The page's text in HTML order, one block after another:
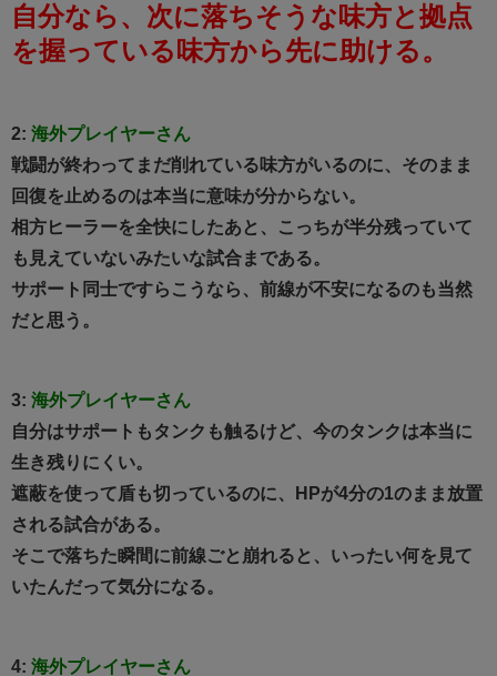
自分なら、次に落ちそうな味方と拠点
を握っている味方から先に助ける。
2: 海外プレイヤーさん
戦闘が終わってまだ削れている味方がいるのに、そのまま
回復を止めるのは本当に意味が分からない。
相方ヒーラーを全快にしたあと、こっちが半分残っていて
も見えていないみたいな試合まである。
サポート同士ですらこうなら、前線が不安になるのも当然
だと思う。
3: 海外プレイヤーさん
自分はサポートもタンクも触るけど、今のタンクは本当に
生き残りにくい。
遮蔽を使って盾も切っているのに、HPが4分の1のまま放置
される試合がある。
そこで落ちた瞬間に前線ごと崩れると、いったい何を見て
いたんだって気分になる。
4: 海外プレイヤーさん